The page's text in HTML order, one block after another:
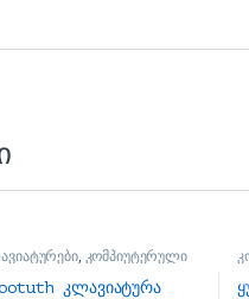
, კომპიუტერული
კლავიატურა